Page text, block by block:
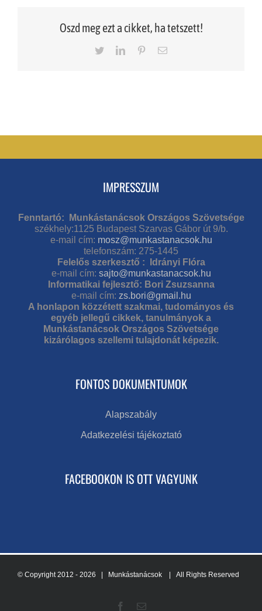
Oszd meg ezt a cikket, ha tetszett!
TwitterLinkedInPinterestEmail
IMPRESSZUM
Fenntartó: Munkástanácsok Országos Szövetsége
székhely:1125 Budapest Szarvas Gábor út 9/b.
e-mail cím: mosz@munkastanacsok.hu
telefonszám: 275-1445
Felelős szerkesztő : Idrányi Flóra
e-mail cím: sajto@munkastanacsok.hu
Informatikai fejlesztő: Bori Zsuzsanna
e-mail cím: zs.bori@gmail.hu
A honlapon közzétett szakmai, tudományos és
egyéb jellegű cikkek, tanulmányok a
Munkástanácsok Országos Szövetsége
kizárólagos szellemi tulajdonát képezik.
FONTOS DOKUMENTUMOK
Alapszabály
Adatkezelési tájékoztató
FACEBOOKON IS OTT VAGYUNK
© Copyright 2012 - 2026 | Munkástanácsok | All Rights Reserved
Facebook
Email